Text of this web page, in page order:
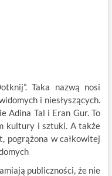
Taka nazwą nosi
i niesłyszących.
Adina Tal i Eran Gur. To
kultury i sztuki. A także
pogrążona w całkowitej
publiczności, że nie